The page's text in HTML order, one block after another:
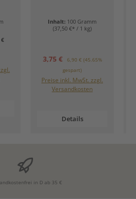
Inhalt: 100 Gramm
(37,50 €* / 1 kg)
Verkaufspreis:
3,75 € Regulärer Preis:
6,90 € (45.65%
gespart)
Preise inkl. MwSt. zzgl.
Versandkosten
Details
in D ab 35 €